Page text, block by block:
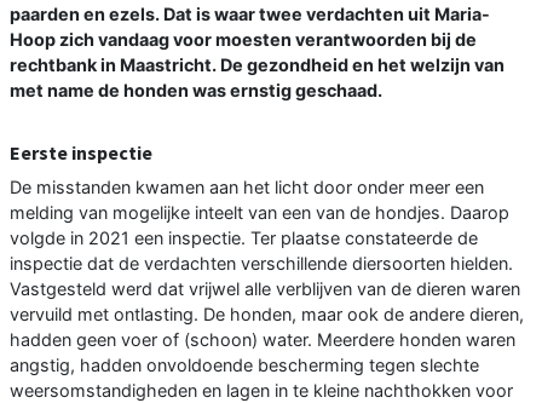
paarden en ezels. Dat is waar twee verdachten uit Maria-
Hoop zich vandaag voor moesten verantwoorden bij de
rechtbank in Maastricht. De gezondheid en het welzijn van
met name de honden was ernstig geschaad.
Eerste inspectie
De misstanden kwamen aan het licht door onder meer een
melding van mogelijke inteelt van een van de hondjes. Daarop
volgde in 2021 een inspectie. Ter plaatse constateerde de
inspectie dat de verdachten verschillende diersoorten hielden.
Vastgesteld werd dat vrijwel alle verblijven van de dieren waren
vervuild met ontlasting. De honden, maar ook de andere dieren,
hadden geen voer of (schoon) water. Meerdere honden waren
angstig, hadden onvoldoende bescherming tegen slechte
weersomstandigheden en lagen in te kleine nachthokken voor